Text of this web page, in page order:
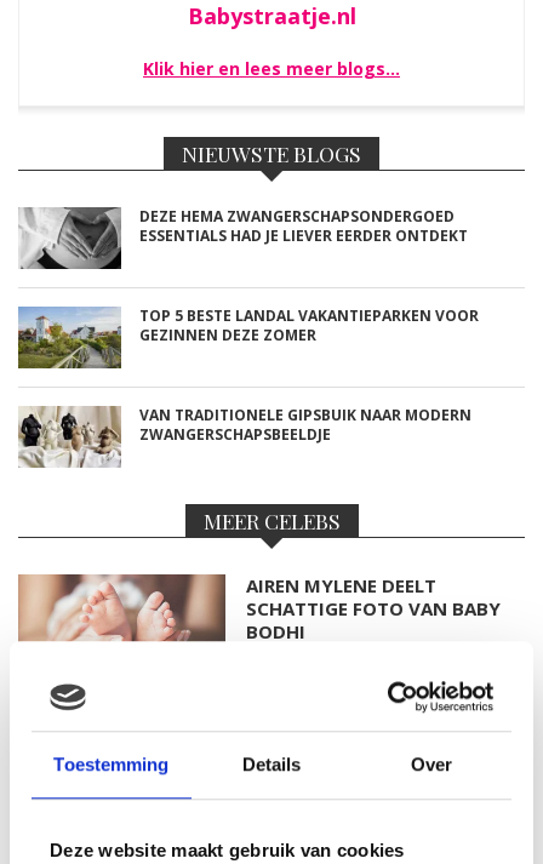
Toestemming Details Over
Deze website maakt gebruik van cookies
Babystraatje.nl
Klik hier en lees meer blogs…
NIEUWSTE BLOGS
DEZE HEMA ZWANGERSCHAPSONDERGOED
ESSENTIALS HAD JE LIEVER EERDER ONTDEKT
TOP 5 BESTE LANDAL VAKANTIEPARKEN VOOR
GEZINNEN DEZE ZOMER
VAN TRADITIONELE GIPSBUIK NAAR MODERN
ZWANGERSCHAPSBEELDJE
MEER CELEBS
AIREN MYLENE DEELT
SCHATTIGE FOTO VAN BABY
BODHI
MET DOCHTERTJE SCOTTIE